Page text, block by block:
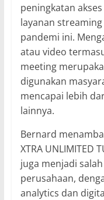
peningkatan
layanan
pandemi ini.
atau video
meeting
digunakan
mencapai lebih
lainnya.
Bernard
XTRA UNLIMITED
juga menjadi
perusahaan,
analytics dan